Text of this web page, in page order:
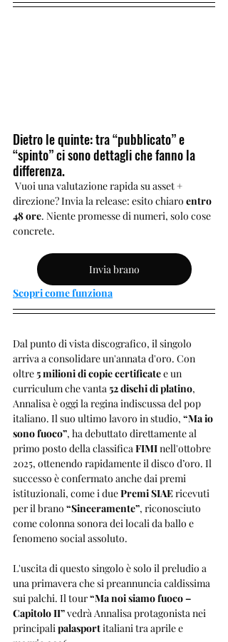
Dietro le quinte: tra “pubblicato” e
“spinto” ci sono dettagli che fanno la
differenza.
direzione? Invia la release: esito chiaro entro
48 ore. Niente promesse di numeri, solo cose
concrete.
Invia brano
Scopri come funziona
Dal punto di vista discografico, il singolo
arriva a consolidare un'annata d'oro. Con
oltre 5 milioni di copie certificate e un
curriculum che vanta 52 dischi di platino,
Annalisa è oggi la regina indiscussa del pop
italiano. Il suo ultimo lavoro in studio, “Ma io
sono fuoco”, ha debuttato direttamente al
primo posto della classifica FIMI nell'ottobre
2025, ottenendo rapidamente il disco d’oro. Il
successo è confermato anche dai premi
istituzionali, come i due Premi SIAE ricevuti
per il brano “Sinceramente”, riconosciuto
come colonna sonora dei locali da ballo e
fenomeno social assoluto.
L'uscita di questo singolo è solo il preludio a
una primavera che si preannuncia caldissima
sui palchi. Il tour “Ma noi siamo fuoco –
Capitolo II” vedrà Annalisa protagonista nei
principali palasport italiani tra aprile e